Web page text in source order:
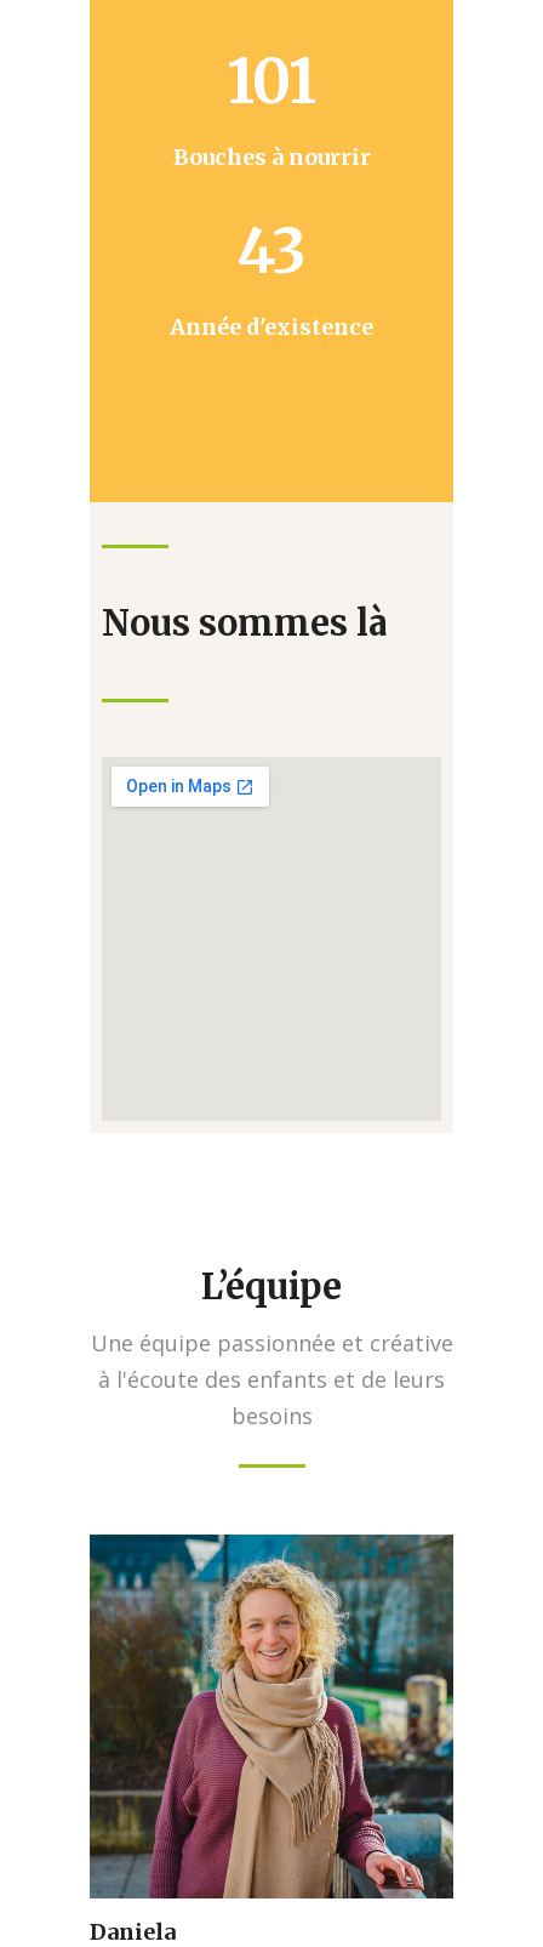
101
Bouches à nourrir
43
Année d'existence
Nous sommes là
L’équipe
Une équipe passionnée et créative
à l'écoute des enfants et de leurs
besoins
Daniela